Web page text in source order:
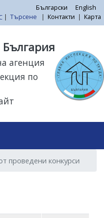
Български
English
| Търсене | Контакти | Карта
България
агенция
по
проведени конкурси